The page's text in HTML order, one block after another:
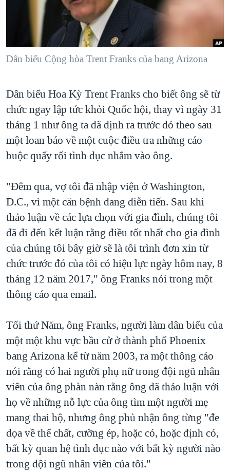
NGƯỜI VIỆT HẢI NGOẠI
ĐỜI SỐNG
KINH TẾ
KHOA HỌC
THỂ THAO
GIÁO DỤC
HÀNH TRÌNH BẦU CỬ 2024
MỘT NĂM CHIẾN TRANH TẠI DẢI GAZA
GIẢI MÃ VÀNH ĐAI & CON ĐƯỜNG
TRỊNH VĨNH BÌNH - NGƯỜI HẠ 'BÊN THẮNG CUỘC'
GROUND ZERO – XƯA VÀ NAY
CHI PHÍ CHIẾN TRANH AFGHANISTAN
CÁC GIÁ TRỊ CỘNG HÒA Ở VIỆT NAM
TRỊNH VĨNH BÌNH VS. CHÍNH PHỦ VIỆT NAM
NGƯ DÂN VIỆT VÀ LÀN SÓNG TRỘM HẢI SÂM
BÊN KIA QUỐC LỘ: TIẾNG VỌNG TỪ NÔNG THÔN MỸ
QUAN HỆ VIỆT MỸ
MẠNG XÃ HỘI
Ngôn ngữ khác
Dân biểu Cộng hòa Trent Franks của bang Arizona
Dân biểu Hoa Kỳ Trent Franks cho biết ông sẽ từ
chức ngay lập tức khỏi Quốc hội, thay vì ngày 31
tháng 1 như ông ta đã định ra trước đó theo sau
một loan báo về một cuộc điều tra những cáo
buộc quấy rối tình dục nhắm vào ông.
"Đêm qua, vợ tôi đã nhập viện ở Washington,
D.C., vì một căn bệnh đang diễn tiến. Sau khi
thảo luận về các lựa chọn với gia đình, chúng tôi
đã đi đến kết luận rằng điều tốt nhất cho gia đình
của chúng tôi bây giờ sẽ là tôi trình đơn xin từ
chức trước đó của tôi có hiệu lực ngày hôm nay, 8
tháng 12 năm 2017," ông Franks nói trong một
thông cáo qua email.
Tối thứ Năm, ông Franks, người làm dân biểu của
một một khu vực bầu cử ở thành phố Phoenix
bang Arizona kể từ năm 2003, ra một thông cáo
nói rằng có hai người phụ nữ trong đội ngũ nhân
viên của ông phàn nàn rằng ông đã thảo luận với
họ về những nỗ lực của ông tìm một người mẹ
mang thai hộ, nhưng ông phủ nhận ông từng "đe
dọa về thể chất, cưỡng ép, hoặc có, hoặc định có,
bất kỳ quan hệ tình dục nào với bất kỳ người nào
trong đội ngũ nhân viên của tôi."